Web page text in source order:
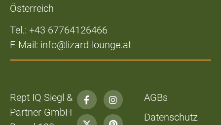
Österreich
Tel.: +43 67764126466
E-Mail: info@lizard-lounge.at
Rept IQ Siegl &
Partner GmbH
AGBs
Datenschutz